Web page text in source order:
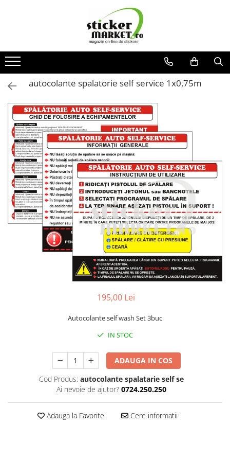
Produse la comandă
Bannere
Placute
Stickere Atentionare
Stickere PSI
Obligatii generale
Autocolante automate cafea
Stickere automate cafea
Placute PVC
Self Wash
Amenajari vitrine
autocolante spalatorie self service 1x0,75m
195,00 Lei
Autocolante self wash Set 3buc
IN STOC
ADAUGA IN COS
Cod Produs: autocolante spalatarie self se
Ai nevoie de ajutor? 0724.250.250
Adauga la Favorite Cere informatii